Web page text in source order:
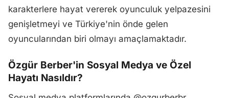
karakterlere hayat vererek oyunculuk yelpazesini
genişletmeyi ve Türkiye'nin önde gelen
oyuncularından biri olmayı amaçlamaktadır.
Özgür Berber'in Sosyal Medya ve Özel
Hayatı Nasıldır?